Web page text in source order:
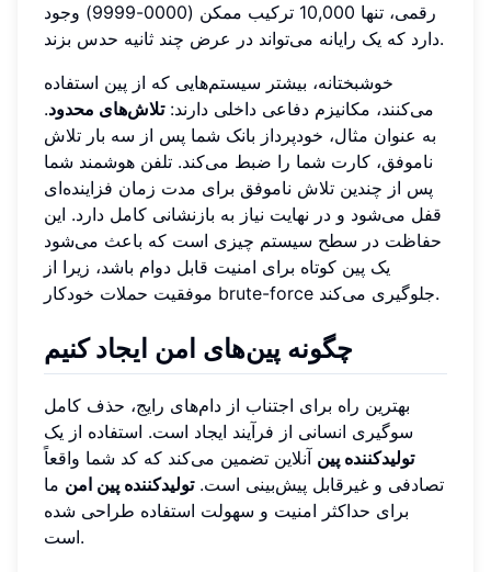
رقمی، تنها 10,000 ترکیب ممکن (0000-9999) وجود
دارد که یک رایانه می‌تواند در عرض چند ثانیه حدس بزند.
خوشبختانه، بیشتر سیستم‌هایی که از پین استفاده
می‌کنند، مکانیزم دفاعی داخلی دارند:تلاش‌های محدود.
به عنوان مثال، خودپرداز بانک شما پس از سه بار تلاش
ناموفق، کارت شما را ضبط می‌کند. تلفن هوشمند شما
پس از چندین تلاش ناموفق برای مدت زمان فزاینده‌ای
قفل می‌شود و در نهایت نیاز به بازنشانی کامل دارد. این
حفاظت در سطح سیستم چیزی است که باعث می‌شود
یک پین کوتاه برای امنیت قابل دوام باشد، زیرا از
موفقیت حملات خودکار brute-force جلوگیری می‌کند.
چگونه پین‌های امن ایجاد کنیم
بهترین راه برای اجتناب از دام‌های رایج، حذف کامل
سوگیری انسانی از فرآیند ایجاد است. استفاده از یک
تولیدکننده پین آنلاین تضمین می‌کند که کد شما واقعاً
تصادفی و غیرقابل پیش‌بینی است.تولیدکننده پین امن ما
برای حداکثر امنیت و سهولت استفاده طراحی شده
است.